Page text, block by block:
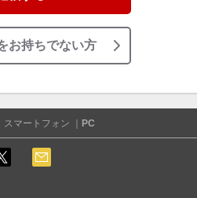
お持ちでない方
マートフォン ｜ PC